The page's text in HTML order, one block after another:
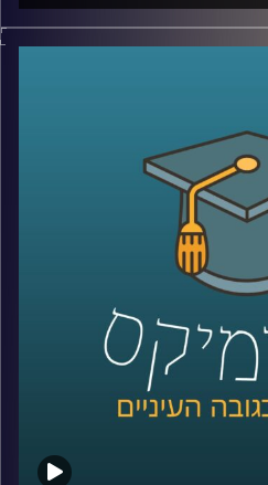
של המכון
המתנהלת